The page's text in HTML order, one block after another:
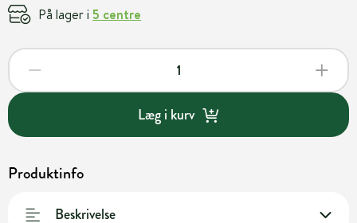
På lager i 5 centre
Læg i kurv
Produktinfo
Beskrivelse